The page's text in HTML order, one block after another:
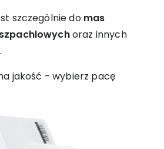
szczególnie do mas
oraz innych
jakość - wybierz pacę